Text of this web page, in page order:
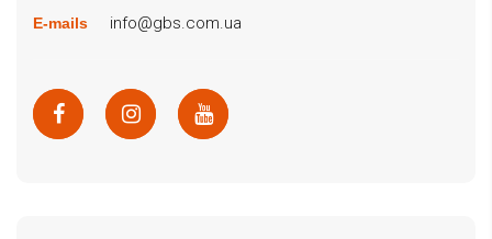
E-mails info@gbs.com.ua